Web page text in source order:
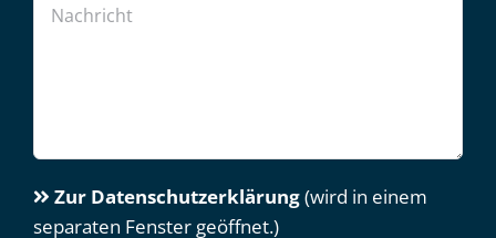
Zur Datenschutzerklärung(wird in einem
separaten Fenster geöffnet.)